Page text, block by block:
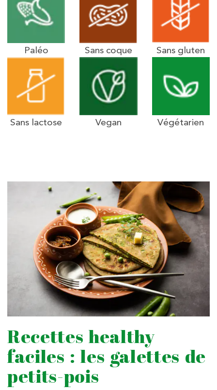
Paléo Sans coque Sans gluten
Sans lactose Vegan Végétarien
Recettes healthy
faciles : les galettes de
petits-pois